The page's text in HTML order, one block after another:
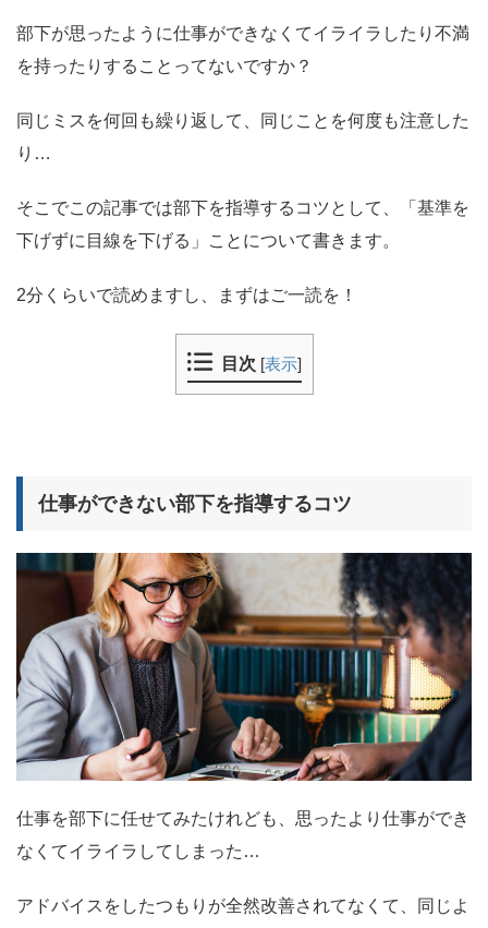
部下が思ったように仕事ができなくてイライラしたり不満
を持ったりすることってないですか？
同じミスを何回も繰り返して、同じことを何度も注意した
り…
そこでこの記事では部下を指導するコツとして、「基準を
下げずに目線を下げる」ことについて書きます。
2分くらいで読めますし、まずはご一読を！
目次 [表示]
仕事ができない部下を指導するコツ
仕事を部下に任せてみたけれども、思ったより仕事ができ
なくてイライラしてしまった…
アドバイスをしたつもりが全然改善されてなくて、同じよ